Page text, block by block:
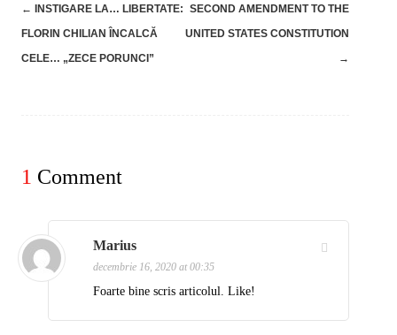
Post
navigation
←
INSTIGARE LA… LIBERTATE:
FLORIN CHILIAN ÎNCALCĂ
CELE… „ZECE PORUNCI”
SECOND AMENDMENT TO THE
UNITED STATES CONSTITUTION
→
1 Comment
Marius
decembrie 16, 2020 at 00:35
Foarte bine scris articolul. Like!